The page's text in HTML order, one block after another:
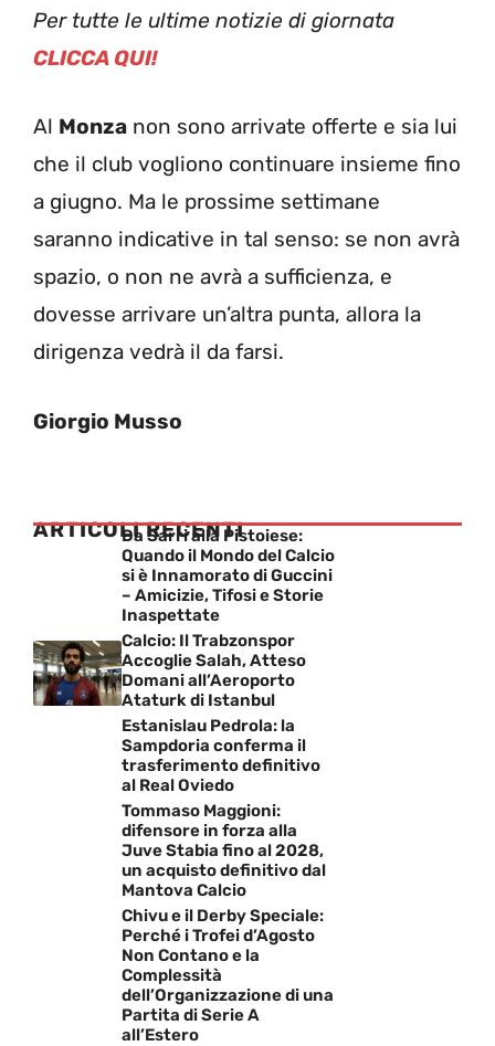
Per tutte le ultime notizie di giornata
CLICCA QUI!
Al Monza non sono arrivate offerte e sia lui
che il club vogliono continuare insieme fino
a giugno. Ma le prossime settimane
saranno indicative in tal senso: se non avrà
spazio, o non ne avrà a sufficienza, e
dovesse arrivare un’altra punta, allora la
dirigenza vedrà il da farsi.
Giorgio Musso
ARTICOLI RECENTI
Da Sarri alla Pistoiese:
Quando il Mondo del Calcio
si è Innamorato di Guccini
– Amicizie, Tifosi e Storie
Inaspettate
Calcio: Il Trabzonspor
Accoglie Salah, Atteso
Domani all’Aeroporto
Ataturk di Istanbul
Estanislau Pedrola: la
Sampdoria conferma il
trasferimento definitivo
al Real Oviedo
Tommaso Maggioni:
difensore in forza alla
Juve Stabia fino al 2028,
un acquisto definitivo dal
Mantova Calcio
Chivu e il Derby Speciale:
Perché i Trofei d’Agosto
Non Contano e la
Complessità
dell’Organizzazione di una
Partita di Serie A
all’Estero